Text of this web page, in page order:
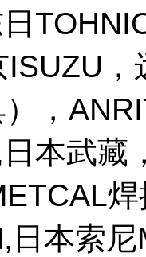
ISUZU
，
本武藏
日本索